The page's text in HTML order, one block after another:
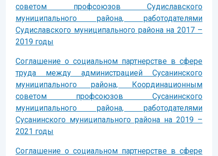
советом профсоюзов Судиславского
муниципального района, работодателями
Судиславского муниципального района на 2017 –
2019 годы
Соглашение о социальном партнерстве в сфере
труда между администрацией Сусанинского
муниципального района, Координационным
советом профсоюзов Сусанинского
муниципального района, работодателями
Сусанинского муниципального района на 2019 –
2021 годы
Соглашение о социальном партнерстве в сфере